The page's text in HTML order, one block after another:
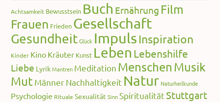
Achtsamkeit Bewusstsein Buch Ernährung Film
Frauen Frieden Gesellschaft
Gesundheit Glück Impuls Inspiration
Kinder Kino Kräuter Kunst Leben Lebenshilfe
Liebe Lyrik Mantren Meditation Menschen Musik
Mut MännerNachhaltigkeit Natur Naturheilkunde
Psychologie Rituale Sexualität Sinn SpiritualitätStuttgart